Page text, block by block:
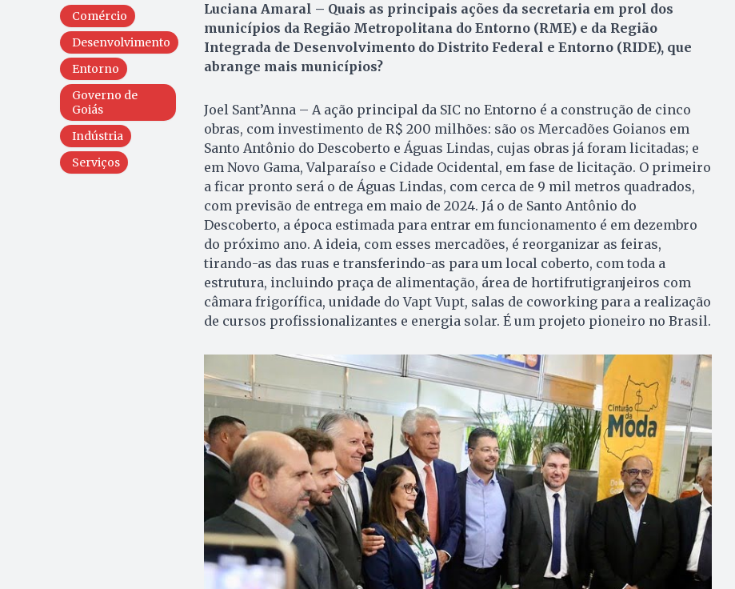
Comércio
Desenvolvimento
Entorno
Governo de
Goiás
Indústria
Serviços
Luciana Amaral – Quais as principais ações da secretaria em prol dos
municípios da Região Metropolitana do Entorno (RME) e da Região
Integrada de Desenvolvimento do Distrito Federal e Entorno (RIDE), que
abrange mais municípios?
Joel Sant’Anna – A ação principal da SIC no Entorno é a construção de cinco
obras, com investimento de R$ 200 milhões: são os Mercadões Goianos em
Santo Antônio do Descoberto e Águas Lindas, cujas obras já foram licitadas; e
em Novo Gama, Valparaíso e Cidade Ocidental, em fase de licitação. O primeiro
a ficar pronto será o de Águas Lindas, com cerca de 9 mil metros quadrados,
com previsão de entrega em maio de 2024. Já o de Santo Antônio do
Descoberto, a época estimada para entrar em funcionamento é em dezembro
do próximo ano. A ideia, com esses mercadões, é reorganizar as feiras,
tirando-as das ruas e transferindo-as para um local coberto, com toda a
estrutura, incluindo praça de alimentação, área de hortifrutigranjeiros com
câmara frigorífica, unidade do Vapt Vupt, salas de coworking para a realização
de cursos profissionalizantes e energia solar. É um projeto pioneiro no Brasil.